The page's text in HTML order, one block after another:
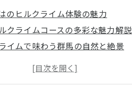
のヒルクライム体験の魅力
クライムコースの多彩な魅力解説
イムで味わう群馬の自然と絶景
ライム初心者にも優しい群馬の特徴